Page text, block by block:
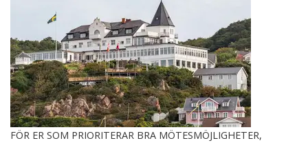
FÖR ER SOM PRIORITERAR BRA MÖTESMÖJLIGHETER,